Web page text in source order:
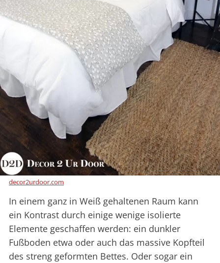
decor2urdoor.com
In einem ganz in Weiß gehaltenen Raum kann
ein Kontrast durch einige wenige isolierte
Elemente geschaffen werden: ein dunkler
Fußboden etwa oder auch das massive Kopfteil
des streng geformten Bettes. Oder sogar ein